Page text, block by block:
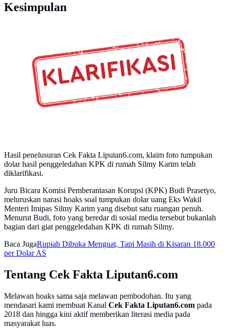
Kesimpulan
Hasil penelusuran Cek Fakta Liputan6.com, klaim foto tumpukan
dolar hasil penggeledahan KPK di rumah Silmy Karim telah
diklarifikasi.
Juru Bicara Komisi Pemberantasan Korupsi (KPK) Budi Prasetyo,
meluruskan narasi hoaks soal tumpukan dolar uang Eks Wakil
Menteri Imipas Silmy Karim yang disebut satu ruangan penuh.
Menurut Budi, foto yang beredar di sosial media tersebut bukanlah
bagian dari giat penggeledahan KPK di rumah Silmy.
Baca JugaRupiah Dibuka Menguat, Tapi Masih di Kisaran 18.000
per Dolar AS
Tentang Cek Fakta Liputan6.com
Melawan hoaks sama saja melawan pembodohan. Itu yang
mendasari kami membuat Kanal Cek Fakta Liputan6.com pada
2018 dan hingga kini aktif memberikan literasi media pada
masyarakat luas.